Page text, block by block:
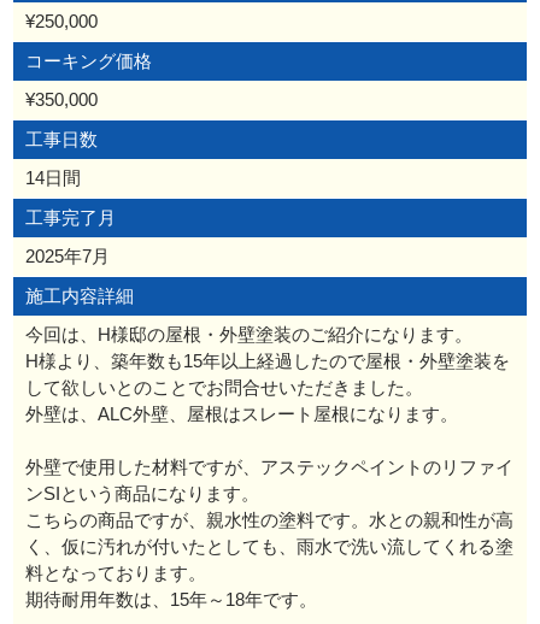
¥250,000
コーキング価格
¥350,000
工事日数
14日間
工事完了月
2025年7月
施工内容詳細
今回は、H様邸の屋根・外壁塗装のご紹介になります。
H様より、築年数も15年以上経過したので屋根・外壁塗装を
して欲しいとのことでお問合せいただきました。
外壁は、ALC外壁、屋根はスレート屋根になります。
外壁で使用した材料ですが、アステックペイントのリファイ
ンSIという商品になります。
こちらの商品ですが、親水性の塗料です。水との親和性が高
く、仮に汚れが付いたとしても、雨水で洗い流してくれる塗
料となっております。
期待耐用年数は、15年～18年です。